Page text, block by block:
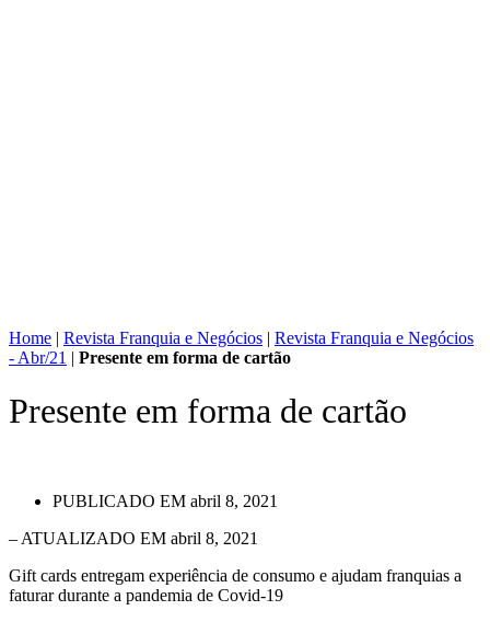
Home | Revista Franquia e Negócios | Revista Franquia e Negócios
- Abr/21 | Presente em forma de cartão
Presente em forma de cartão
PUBLICADO EM abril 8, 2021
– ATUALIZADO EM abril 8, 2021
Gift cards entregam experiência de consumo e ajudam franquias a
faturar durante a pandemia de Covid-19